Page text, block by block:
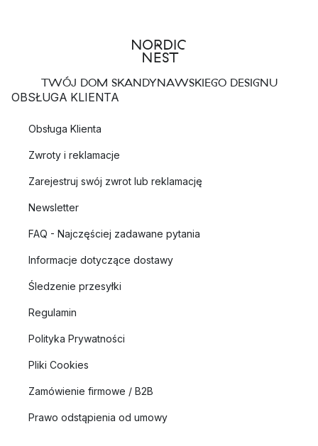
TWÓJ DOM SKANDYNAWSKIEGO DESIGNU
OBSŁUGA KLIENTA
Obsługa Klienta
Zwroty i reklamacje
Zarejestruj swój zwrot lub reklamację
Newsletter
FAQ - Najczęściej zadawane pytania
Informacje dotyczące dostawy
Śledzenie przesyłki
Regulamin
Polityka Prywatności
Pliki Cookies
Zamówienie firmowe / B2B
Prawo odstąpienia od umowy